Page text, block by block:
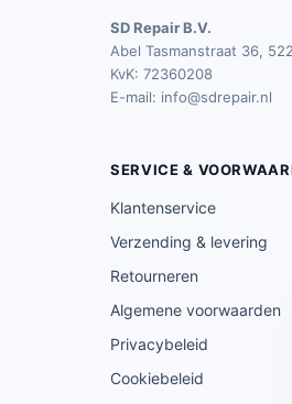
SD Repair B.V.
Abel Tasmanstraat 36,
KvK: 72360208
E-mail: info@sdrepair.nl
SERVICE &
Klantenservice
Verzending & levering
Retourneren
Algemene voorwaarden
Privacybeleid
Cookiebeleid